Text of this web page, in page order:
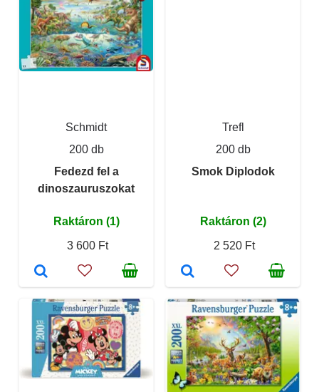
Schmidt
200 db
Fedezd fel a
dinoszauruszokat
Raktáron (1)
3 600 Ft
Trefl
200 db
Smok Diplodok
Raktáron (2)
2 520 Ft